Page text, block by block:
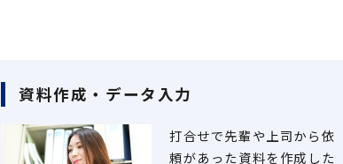
資料作成・データ入力
打合せで先輩や上司から依
頼があった資料を作成した